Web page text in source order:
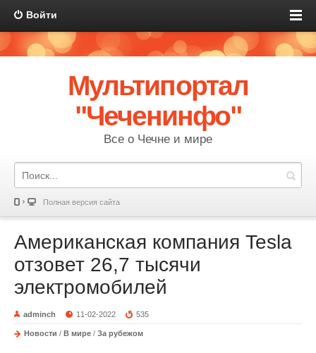
Войти
Мультипортал
"Чеченинфо"
Все о Чечне и мире
Полная версия сайта
Американская компания Tesla
отзовет 26,7 тысячи
электромобилей
adminch 11-02-2022 535
Новости / В мире / За рубежом